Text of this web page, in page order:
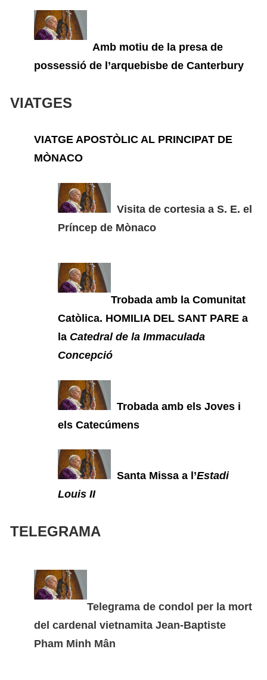
Amb motiu de la presa de
possessió de l’arquebisbe de Canterbury
VIATGES
VIATGE APOSTÒLIC AL PRINCIPAT DE
MÒNACO
Visita de cortesia a S. E. el
Príncep de Mònaco
Trobada amb la Comunitat
Catòlica. HOMILIA DEL SANT PARE a
la Catedral de la Immaculada
Concepció
Trobada amb els Joves i
els Catecúmens
Santa Missa a l’Estadi
Louis II
TELEGRAMA
Telegrama de condol per la mort
del cardenal vietnamita Jean-Baptiste
Pham Minh Mân